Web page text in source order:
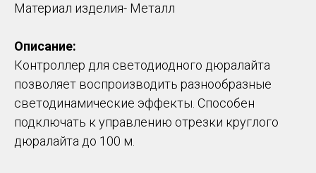
Материал изделия- Металл
Описание:
Контроллер для светодиодного дюралайта
позволяет воспроизводить разнообразные
светодинамические эффекты. Способен
подключать к управлению отрезки круглого
дюралайта до 100 м.